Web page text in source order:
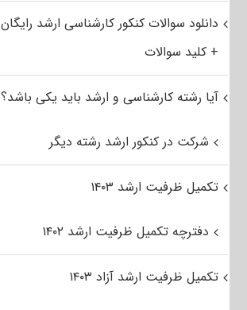
دانلود سوالات کنکور کارشناسی ارشد رایگان
+ کلید سوالات
آیا رشته کارشناسی و ارشد باید یکی باشد؟
شرکت در کنکور ارشد رشته دیگر
تکمیل ظرفیت ارشد ۱۴۰۳
دفترچه تکمیل ظرفیت ارشد ۱۴۰۲
تکمیل ظرفیت ارشد آزاد ۱۴۰۳